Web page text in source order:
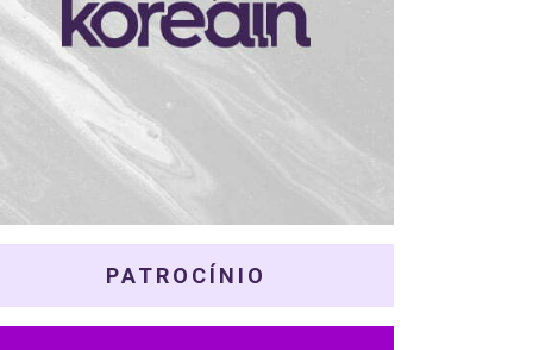
PATROCÍNIO